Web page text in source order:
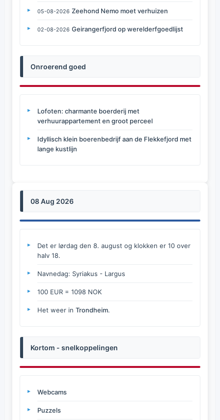
05-08-2026 Zeehond Nemo moet verhuizen
02-08-2026 Geirangerfjord op werelderfgoedlijst
Onroerend goed
Lofoten: charmante boerderij met
verhuurappartement en groot perceel
Idyllisch klein boerenbedrijf aan de Flekkefjord met
lange kustlijn
08 Aug 2026
Det er lørdag den 8. august og klokken er 10 over
halv 18.
Navnedag: Syriakus - Largus
100 EUR = 1098 NOK
Het weer in Trondheim.
Kortom - snelkoppelingen
Webcams
Puzzels